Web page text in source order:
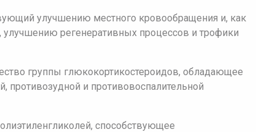
улучшению местного кровообращения и, как
регенеративных процессов и трофики
группы глюкокортикостероидов, обладающее
противозудной и противовоспалительной
способствующее